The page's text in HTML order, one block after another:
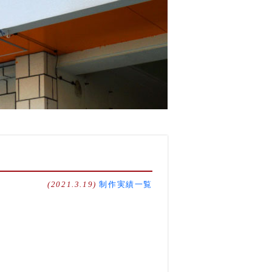
(2021.3.19) 制作実績一覧